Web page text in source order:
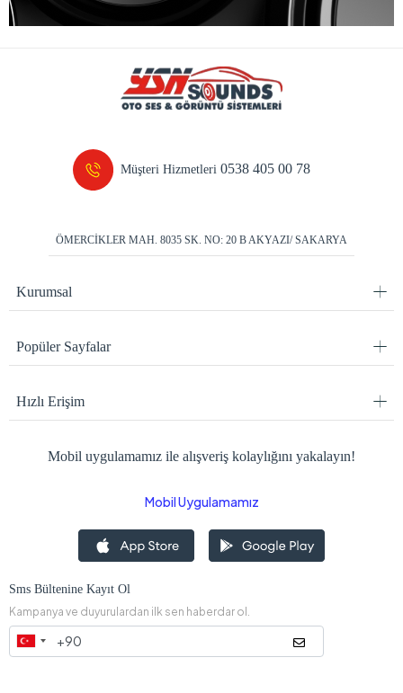
Müşteri Hizmetleri0538 405 00 78
ÖMERCİKLER MAH. 8035 SK. NO: 20 B AKYAZI/ SAKARYA
Kurumsal
Popüler Sayfalar
Hızlı Erişim
Mobil uygulamamız ile alışveriş kolaylığını yakalayın!
Mobil Uygulamamız
Sms Bültenine Kayıt Ol
Kampanya ve duyurulardan ilk sen haberdar ol.